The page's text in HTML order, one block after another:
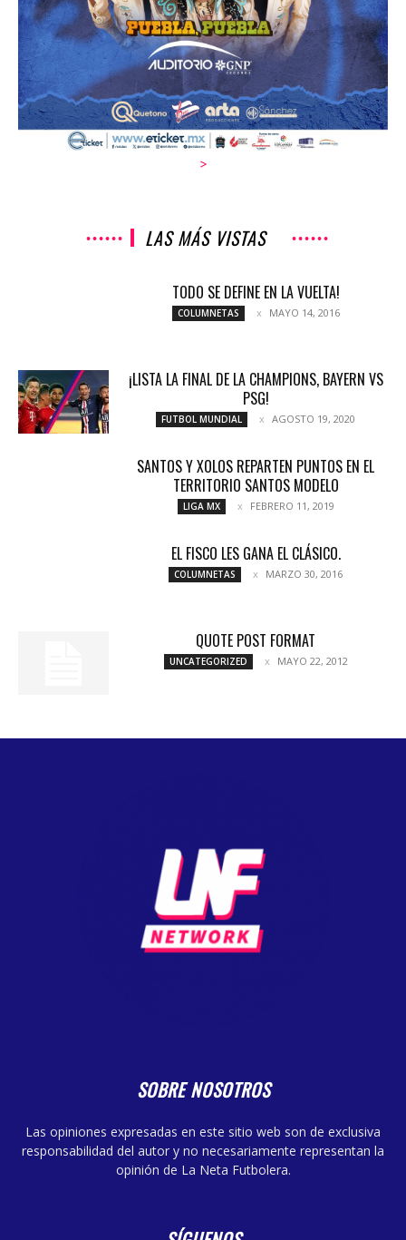
>
LAS MÁS VISTAS
TODO SE DEFINE EN LA VUELTA!
COLUMNETAS MAYO 14, 2016
¡LISTA LA FINAL DE LA CHAMPIONS, BAYERN VS
PSG!
FUTBOL MUNDIAL AGOSTO 19, 2020
SANTOS Y XOLOS REPARTEN PUNTOS EN EL
TERRITORIO SANTOS MODELO
LIGA MX FEBRERO 11, 2019
EL FISCO LES GANA EL CLÁSICO.
COLUMNETAS MARZO 30, 2016
QUOTE POST FORMAT
UNCATEGORIZED MAYO 22, 2012
SOBRE NOSOTROS
Las opiniones expresadas en este sitio web son de exclusiva
responsabilidad del autor y no necesariamente representan la
opinión de La Neta Futbolera.